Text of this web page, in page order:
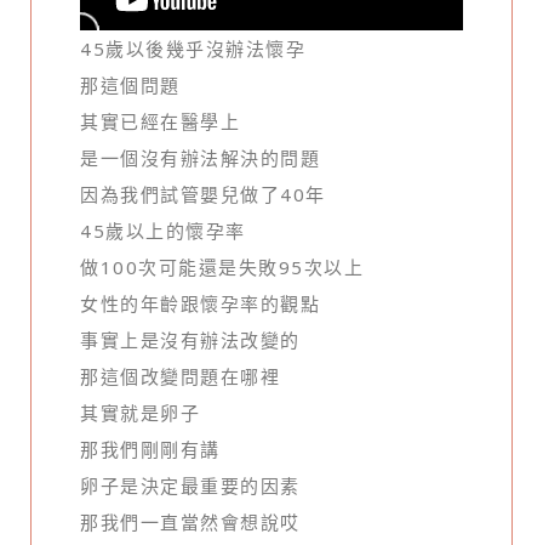
45歲以後幾乎沒辦法懷孕
那這個問題
其實已經在醫學上
是一個沒有辦法解決的問題
因為我們試管嬰兒做了40年
45歲以上的懷孕率
做100次可能還是失敗95次以上
女性的年齡跟懷孕率的觀點
事實上是沒有辦法改變的
那這個改變問題在哪裡
其實就是卵子
那我們剛剛有講
卵子是決定最重要的因素
那我們一直當然會想說哎